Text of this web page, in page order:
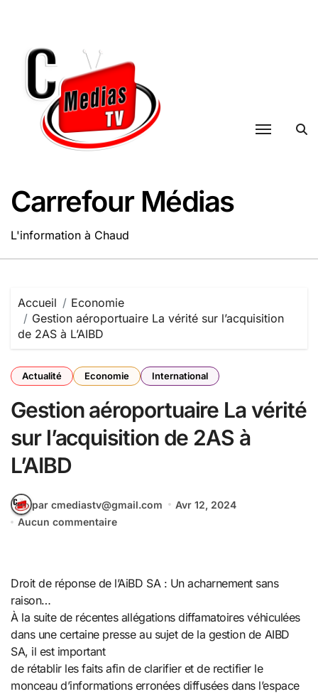
Carrefour Médias
L'information à Chaud
Accueil
Economie
Gestion aéroportuaire La vérité sur l’acquisition
de 2AS à L’AIBD
Actualité Economie International
Gestion aéroportuaire La vérité
sur l’acquisition de 2AS à
L’AIBD
par cmediastv@gmail.com
Avr 12, 2024
Aucun commentaire
Droit de réponse de l’AiBD SA : Un acharnement sans
raison…
À la suite de récentes allégations diffamatoires véhiculées
dans une certaine presse au sujet de la gestion de AIBD
SA, il est important
de rétablir les faits afin de clarifier et de rectifier le
monceau d’informations erronées diffusées dans l’espace